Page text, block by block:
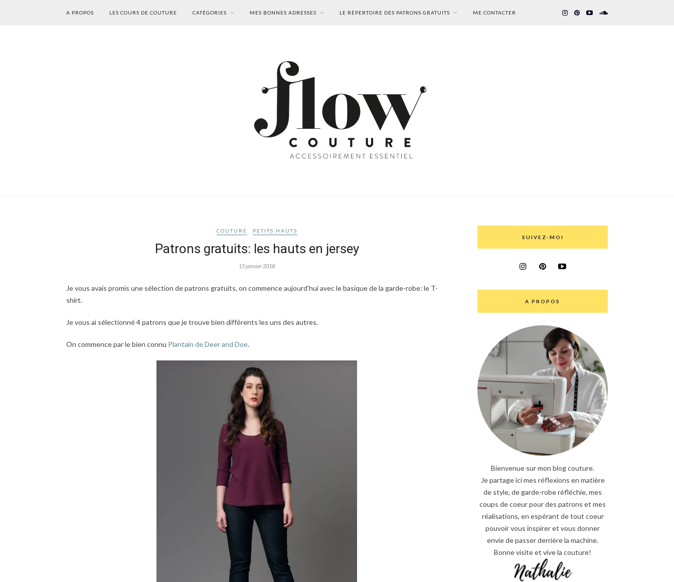
A PROPOS LES COURS DE COUTURE CATÉGORIES MES BONNES ADRESSES LE RÉPERTOIRE DES PATRONS GRATUITS ME CONTACTER
COUTURE PETITS HAUTS
Patrons gratuits: les hauts en jersey
15 janvier 2018
Je vous avais promis une sélection de patrons gratuits, on commence aujourd’hui avec le basique de la garde-robe: le T-
shirt.
Je vous ai sélectionné 4 patrons que je trouve bien différents les uns des autres.
On commence par le bien connu Plantain de Deer and Doe.
SUIVEZ-MOI
A PROPOS
Bienvenue sur mon blog couture.
Je partage ici mes réflexions en matière
de style, de garde-robe réfléchie, mes
coups de coeur pour des patrons et mes
réalisations, en espérant de tout coeur
pouvoir vous inspirer et vous donner
envie de passer derrière la machine.
Bonne visite et vive la couture!